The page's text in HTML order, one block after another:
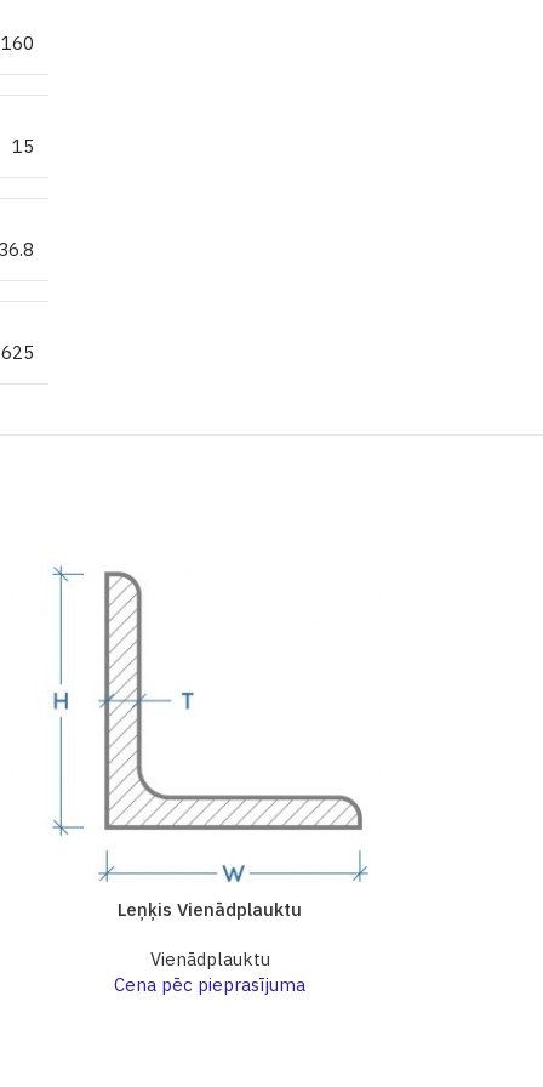
160
15
Leņķis Vienādplauktu
Vienādplauktu
Cena pēc pieprasījuma